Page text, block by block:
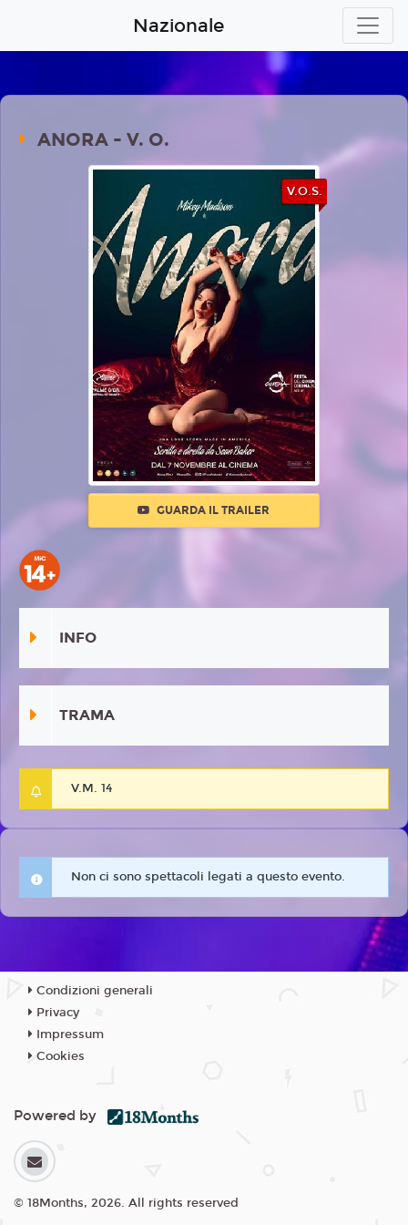
Nazionale
ANORA - V. O.
V.O.S.
GUARDA IL TRAILER
INFO
TRAMA
V.M. 14
Non ci sono spettacoli legati a questo evento.
Condizioni generali
Privacy
Impressum
Cookies
Powered by
© 18Months, 2026. All rights reserved